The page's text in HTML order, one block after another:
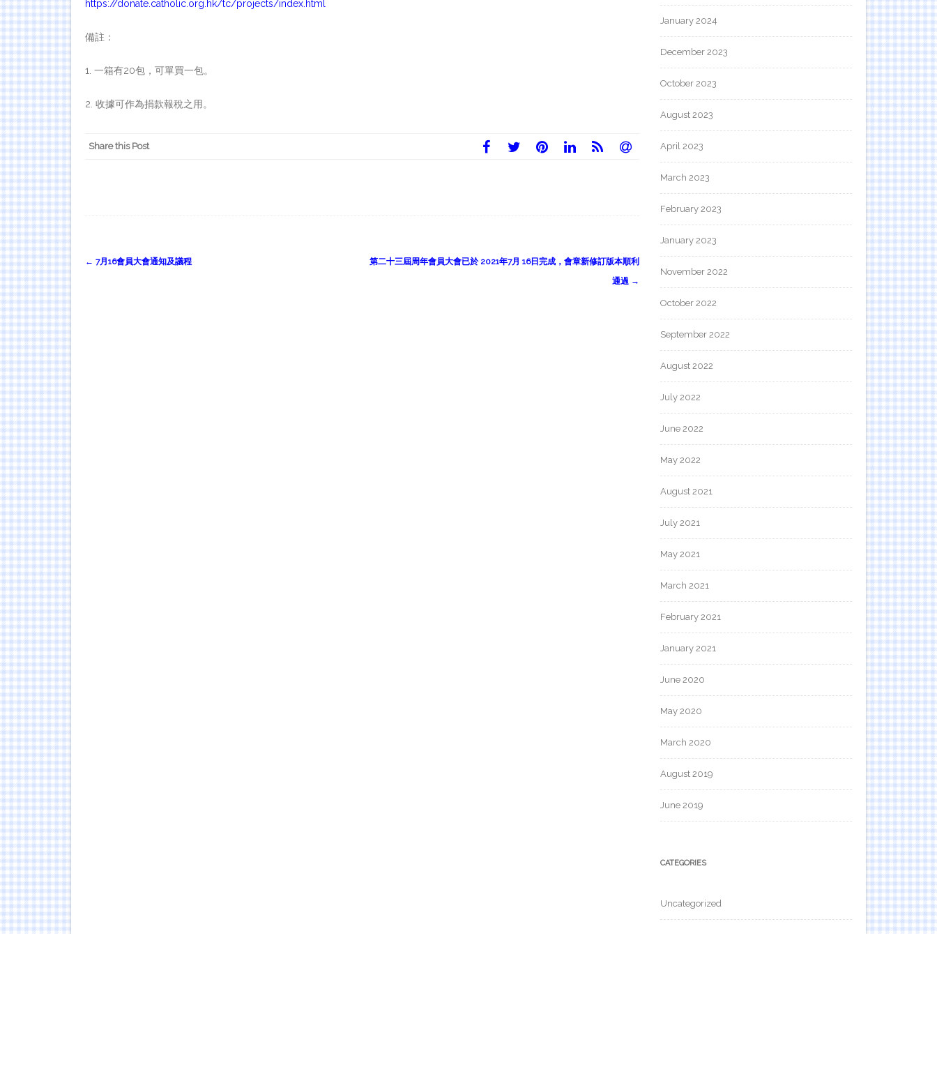
https://donate.catholic.org.hk/tc/projects/index.html
備註：
1. 一箱有20包，可單買一包。
2. 收據可作為捐款報稅之用。
Share this Post
Post
← 7月16會員大會通知及議程
第二十三屆周年會員大會已於 2021年7月 16日完成，會章新修訂版本順利
通過 →
January 2024
December 2023
October 2023
August 2023
April 2023
March 2023
February 2023
January 2023
November 2022
October 2022
September 2022
August 2022
July 2022
June 2022
May 2022
August 2021
July 2021
May 2021
March 2021
February 2021
January 2021
June 2020
May 2020
March 2020
August 2019
June 2019
CATEGORIES
Uncategorized